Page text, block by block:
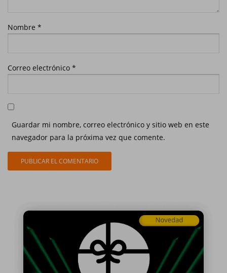
Nombre *
Correo electrónico *
Guardar mi nombre, correo electrónico y sitio web en este
navegador para la próxima vez que comente.